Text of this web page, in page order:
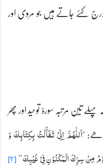
کئے جاتے ہیں جو مروی اور
تین مرتبہ سورۂ توحید اور پھر
"اَللّٰهُمَّ اِنِّیْ تَفَاَّلْتُ بِكِتَابِكَ وَ
مِنْ سِرِّكَ الْمَكْنُوْنِ فِیْ غَيْبِكَ”[۴]